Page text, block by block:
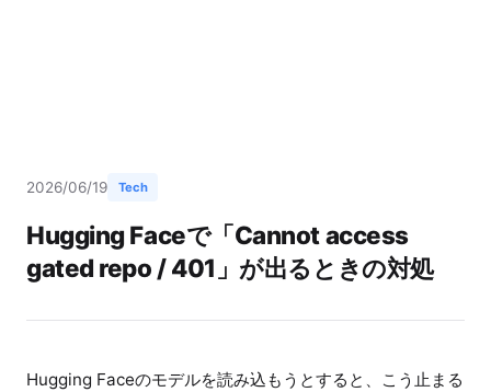
2026/06/19 Tech
Hugging Faceで「Cannot access
gated repo / 401」が出るときの対処
Hugging Faceのモデルを読み込もうとすると、こう止まる